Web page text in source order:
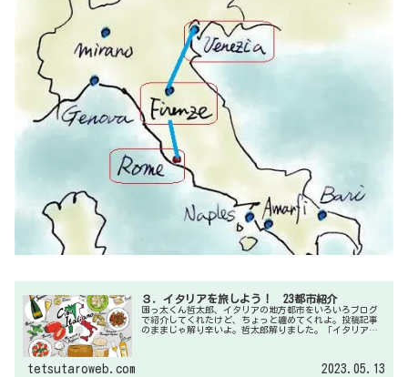
３．イタリアを旅しよう！ 23都市紹介
困っ太くん哲太郎、イタリアの地方都市をいろいろブログ
で紹介してくれたけど、ちょっと纏めてくれよ。投稿記事
のままじゃ解り辛いよ。哲太郎解りました。「イタリアを
tetsutaroweb.com 2023.05.13